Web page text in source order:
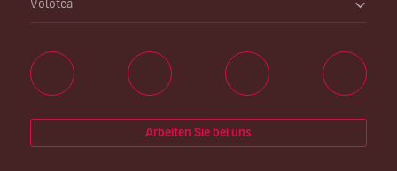
Volotea
Arbeiten Sie bei uns